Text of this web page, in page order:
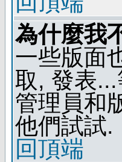
為什麼我
一些版面
取, 發表
管理員和
他們試試.
回頂端